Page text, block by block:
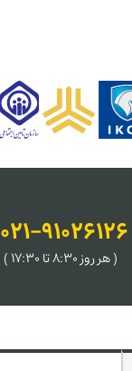
021-91026126
( هر روز 8:30 تا 17:30 )